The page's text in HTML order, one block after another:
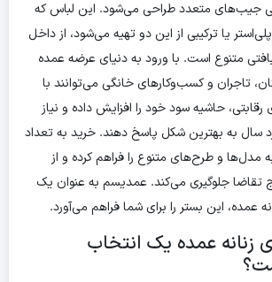
جیب‌های متعدد طراحی می‌شود. این لباس که
یا ترکیبی از این دو تهیه می‌شود، از داخل
بافتی متنوع است. با ورود به دنیای عرضه عمده
تاجران و کسب‌وکارهای خانگی می‌توانند با
حاشیه سود خود را افزایش داده و نیاز
سال به بهترین شکل پاسخ دهند. خرید به تعداد
مدل‌ها و طرح‌های متنوع را فراهم کرده و از
تقاضا جلوگیری می‌کند. عمدیسم به عنوان یک
عمده، این بستر را برای شما فراهم می‌آورد.
زنانه عمده یک انتخاب